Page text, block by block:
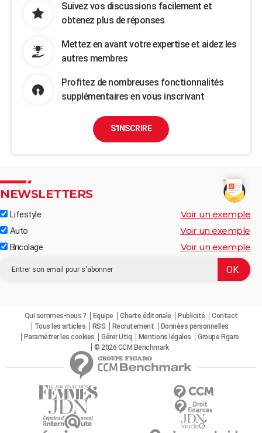
Suivez vos discussions facilement et
obtenez plus de réponses
Mettez en avant votre expertise et aidez les
autres membres
Profitez de nombreuses fonctionnalités
supplémentaires en vous inscrivant
S'INSCRIRE
NEWSLETTERS
Lifestyle Voir un exemple
Auto Voir un exemple
Bricolage Voir un exemple
Qui sommes-nous ? Equipe Charte éditoriale Publicité
Contact
Tous les articles
RSS Recrutement
Données personnelles
Paramétrer les cookies
Gérer Utiq Mentions légales
Groupe Figaro
© 2026 CCM Benchmark